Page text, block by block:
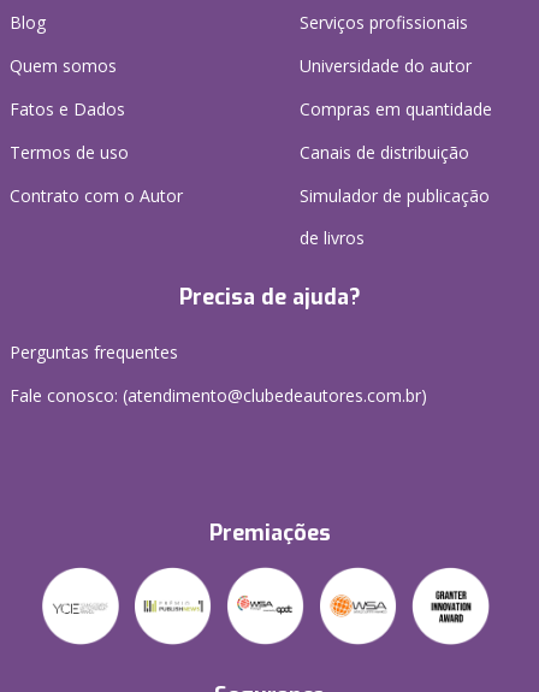
Blog
Quem somos
Fatos e Dados
Termos de uso
Contrato com o Autor
Serviços profissionais
Universidade do autor
Compras em quantidade
Canais de distribuição
Simulador de publicação
de livros
Precisa de ajuda?
Perguntas frequentes
Fale conosco: (atendimento@clubedeautores.com.br)
Premiações